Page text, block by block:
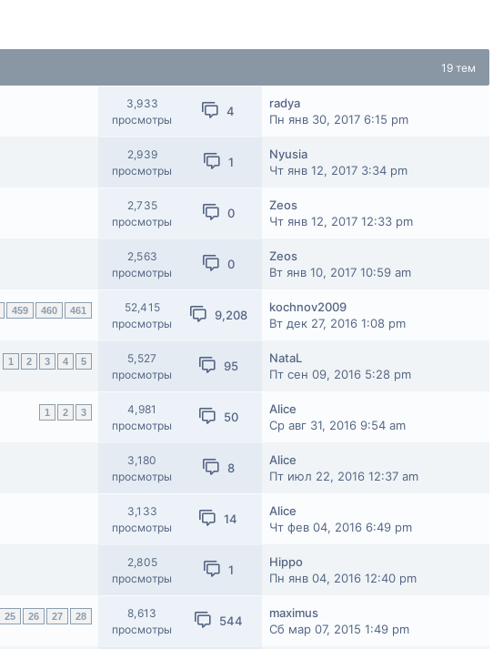
19 тем
3,933
просмотры
4
radya
Пн янв 30, 2017 6:15 pm
2,939
просмотры
1
Nyusia
Чт янв 12, 2017 3:34 pm
2,735
просмотры
0
Zeos
Чт янв 12, 2017 12:33 pm
2,563
просмотры
0
Zeos
Вт янв 10, 2017 10:59 am
459 460 461
52,415
просмотры
9,208
kochnov2009
Вт дек 27, 2016 1:08 pm
1 2 3 4 5
5,527
просмотры
95
NataL
Пт сен 09, 2016 5:28 pm
1 2 3
4,981
просмотры
50
Alice
Ср авг 31, 2016 9:54 am
3,180
просмотры
8
Alice
Пт июл 22, 2016 12:37 am
3,133
просмотры
14
Alice
Чт фев 04, 2016 6:49 pm
2,805
просмотры
1
Hippo
Пн янв 04, 2016 12:40 pm
25 26 27 28
8,613
просмотры
544
maximus
Сб мар 07, 2015 1:49 pm